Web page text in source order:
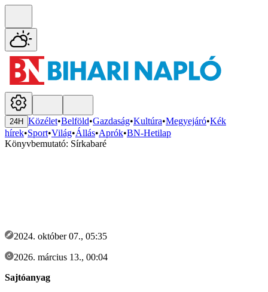
24H Közélet•Belföld•Gazdaság•Kultúra•Megyejáró•Kék
hírek•Sport•Világ•Állás•Aprók•BN-Hetilap
Könyvbemutató: Sírkabaré
2024. október 07., 05:35
2026. március 13., 00:04
Sajtóanyag